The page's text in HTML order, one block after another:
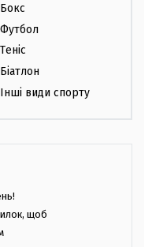
Бокс
Футбол
Теніс
Біатлон
Інші види спорту
щоб